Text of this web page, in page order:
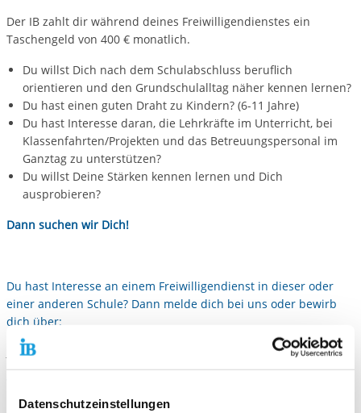
Datenschutzeinstellungen
Der IB zahlt dir während deines Freiwilligendienstes ein
Taschengeld von 400 € monatlich.
Du willst Dich nach dem Schulabschluss beruflich
orientieren und den Grundschulalltag näher kennen lernen?
Du hast einen guten Draht zu Kindern? (6-11 Jahre)
Du hast Interesse daran, die Lehrkräfte im Unterricht, bei
Klassenfahrten/Projekten und das Betreuungspersonal im
Ganztag zu unterstützen?
Du willst Deine Stärken kennen lernen und Dich
ausprobieren?
Dann suchen wir Dich!
Du hast Interesse an einem Freiwilligendienst in dieser oder
einer anderen Schule? Dann melde dich bei uns oder bewirb
dich über:
https://ib-freiwilligendienste.de/standort/200909/